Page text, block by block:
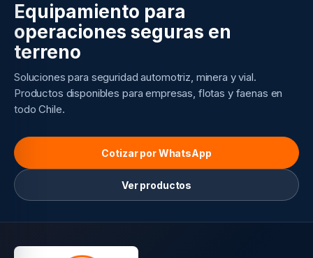
Equipamiento para
operaciones seguras en
terreno
Soluciones para seguridad automotriz, minera y vial.
Productos disponibles para empresas, flotas y faenas en
todo Chile.
Cotizar por WhatsApp
Ver productos